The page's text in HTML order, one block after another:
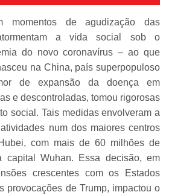
momentos de agudização das
a vida social sob o
do novo coronavírus – ao que
na China, país superpopuloso
de expansão da doença em
e descontroladas, tomou rigorosas
social. Tais medidas envolveram a
num dos maiores centros
com mais de 60 milhões de
capital Wuhan. Essa decisão, em
crescentes com os Estados
provocações de Trump, impactou o